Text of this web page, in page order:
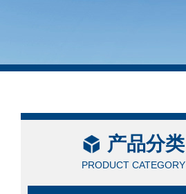
产品分类
PRODUCT CATEGORY